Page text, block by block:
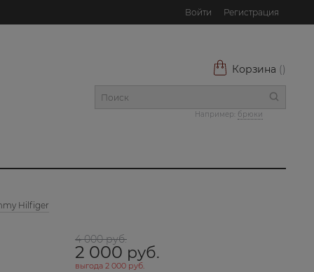
Войти Регистрация
Корзина ()
Например: брюки
Hilfiger
4 000 руб.
2 000 руб.
выгода 2 000 руб.